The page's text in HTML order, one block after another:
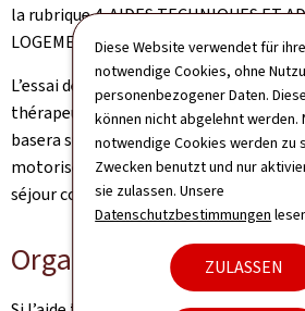
Diese Website verwendet für
notwendige Cookies, ohne
personenbezogener Daten.
können nicht abgelehnt werden.
notwendige Cookies werden zu
Zwecken benutzt und nur
sie zulassen. Unsere
Datenschutzbestimmungen
ZULASSEN
la rubrique 4. AIDES TECHNIQUES ET
LOGEMENT du rapport médical R20.
L’essai de l’aide technique est réalisé par
thérapeutique de l’établissement et le
basera sur leur rapport écrit "Essai
motorisée pour un demandeur
séjour continu" pour déterminer si
Organisation de l’essai